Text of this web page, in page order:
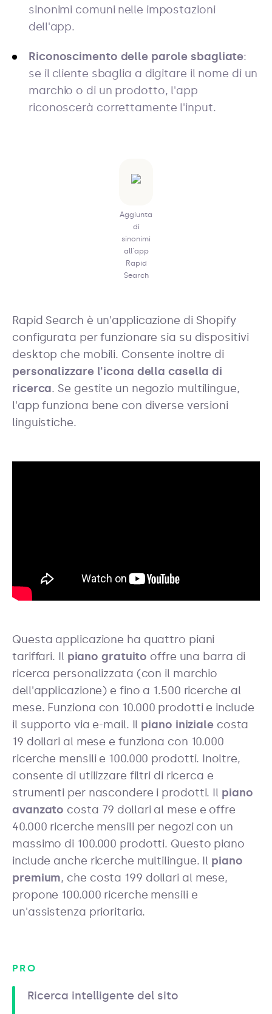
sinonimi comuni nelle impostazioni
dell'app.
Riconoscimento delle parole sbagliate:
se il cliente sbaglia a digitare il nome di un
marchio o di un prodotto, l'app
riconoscerà correttamente l'input.
Aggiunta
di
sinonimi
all'app
Rapid
Search
Rapid Search è un'applicazione di Shopify
configurata per funzionare sia su dispositivi
desktop che mobili. Consente inoltre di
personalizzare l'icona della casella di
ricerca. Se gestite un negozio multilingue,
l'app funziona bene con diverse versioni
linguistiche.
Questa applicazione ha quattro piani
tariffari. Ilpiano gratuito offre una barra di
ricerca personalizzata (con il marchio
dell'applicazione) e fino a 1.500 ricerche al
mese. Funziona con 10.000 prodotti e include
il supporto via e-mail. Il piano inizialecosta
19 dollari al mese e funziona con 10.000
ricerche mensili e 100.000 prodotti. Inoltre,
consente di utilizzare filtri di ricerca e
strumenti per nascondere i prodotti. Il piano
avanzato costa 79 dollari al mese e offre
40.000 ricerche mensili per negozi con un
massimo di 100.000 prodotti. Questo piano
include anche ricerche multilingue. Il piano
premium, che costa 199 dollari al mese,
propone 100.000 ricerche mensili e
un'assistenza prioritaria.
PRO
Ricerca intelligente del sito